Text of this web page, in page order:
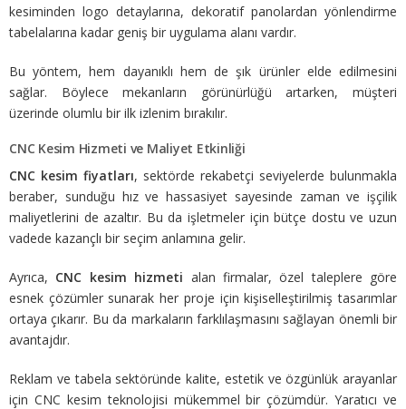
kesiminden logo detaylarına, dekoratif panolardan yönlendirme
tabelalarına kadar geniş bir uygulama alanı vardır.
Bu yöntem, hem dayanıklı hem de şık ürünler elde edilmesini
sağlar. Böylece mekanların görünürlüğü artarken, müşteri
üzerinde olumlu bir ilk izlenim bırakılır.
CNC Kesim Hizmeti ve Maliyet Etkinliği
CNC kesim fiyatları, sektörde rekabetçi seviyelerde bulunmakla
beraber, sunduğu hız ve hassasiyet sayesinde zaman ve işçilik
maliyetlerini de azaltır. Bu da işletmeler için bütçe dostu ve uzun
vadede kazançlı bir seçim anlamına gelir.
Ayrıca, CNC kesim hizmeti alan firmalar, özel taleplere göre
esnek çözümler sunarak her proje için kişiselleştirilmiş tasarımlar
ortaya çıkarır. Bu da markaların farklılaşmasını sağlayan önemli bir
avantajdır.
Reklam ve tabela sektöründe kalite, estetik ve özgünlük arayanlar
için CNC kesim teknolojisi mükemmel bir çözümdür. Yaratıcı ve